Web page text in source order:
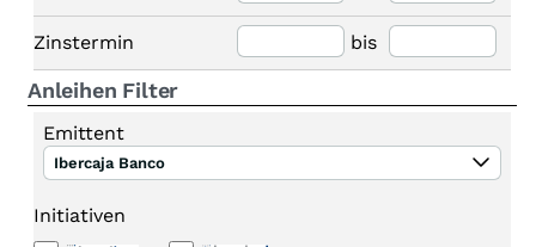
Zinstermin bis
Anleihen Filter
Emittent
Ibercaja Banco
Initiativen